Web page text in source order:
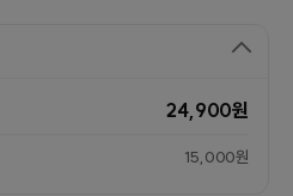
24,900원
15,000원